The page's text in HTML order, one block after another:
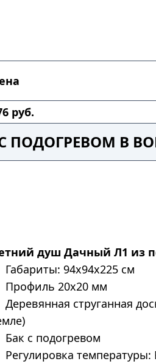
руб.
ПОДОГРЕВОМ В
душ Дачный Л1 из
Габариты: 94х94х225 см
Профиль 20х20 мм
Деревянная струганная
Бак с подогревом
Регулировка температуры: